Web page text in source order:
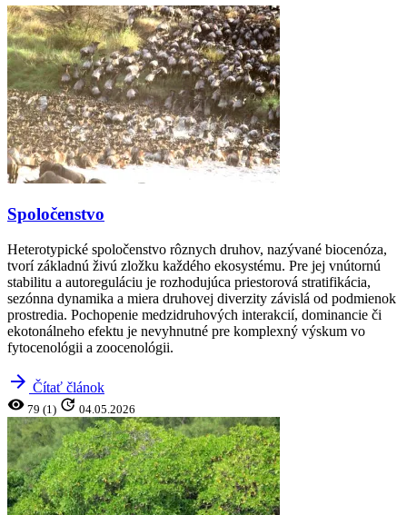
Spoločenstvo
Heterotypické spoločenstvo rôznych druhov, nazývané biocenóza,
tvorí základnú živú zložku každého ekosystému. Pre jej vnútornú
stabilitu a autoreguláciu je rozhodujúca priestorová stratifikácia,
sezónna dynamika a miera druhovej diverzity závislá od podmienok
prostredia. Pochopenie medzidruhových interakcií, dominancie či
ekotonálneho efektu je nevyhnutné pre komplexný výskum vo
fytocenológii a zoocenológii.
arrow_forward Čítať článok
visibility 79 (1) update 04.05.2026